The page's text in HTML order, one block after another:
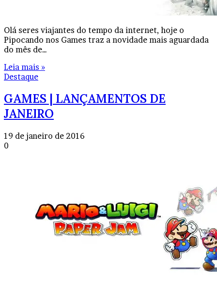
Olá seres viajantes do tempo da internet, hoje o
Pipocando nos Games traz a novidade mais aguardada
do mês de…
Leia mais »
Destaque
GAMES | LANÇAMENTOS DE
JANEIRO
19 de janeiro de 2016
0